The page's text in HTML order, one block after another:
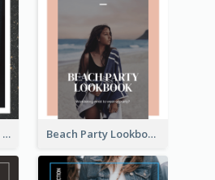
Elegant Accessories Lookbook Beach Party Lookbook